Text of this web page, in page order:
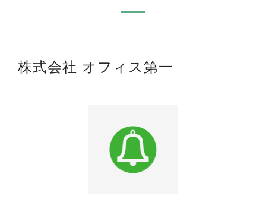
株式会社 オフィス第一